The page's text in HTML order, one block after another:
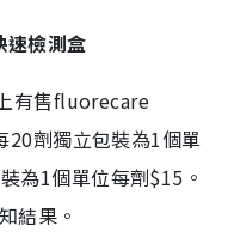
檢測盒
有售fluorecare
20劑獨立包裝為1個單
為1個單位每劑$15。
結果。